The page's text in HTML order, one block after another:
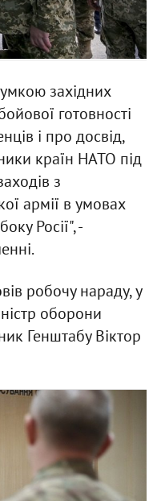
західних
готовності
і про досвід,
країн НАТО під
з
армії в умовах
Росії", -
робочу нараду, у
оборони
Генштабу Віктор